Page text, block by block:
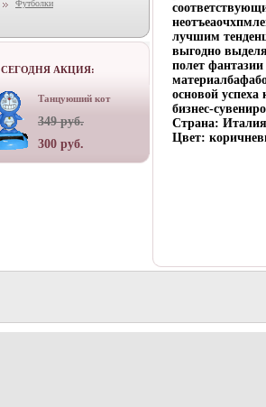
Футболки
СЕГОДНЯ АКЦИЯ:
Танцуюший кот
349 руб.
300 руб.
лучшим
выгодно
полет
основой
бизнес-
Страна:
Цвет: